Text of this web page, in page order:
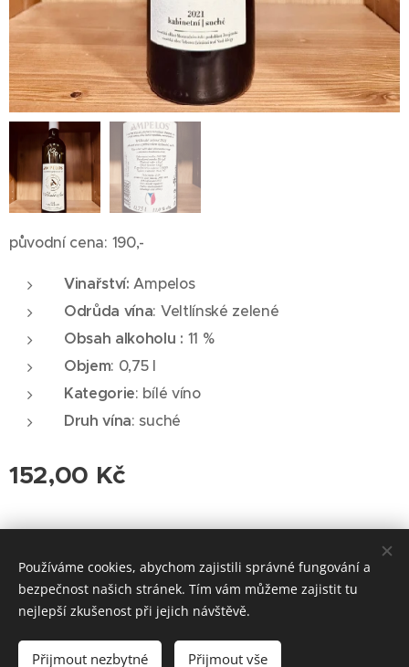
původní cena: 190,-
Vinařství:Ampelos
Odrůda vína: Veltlínské zelené
Obsah alkoholu : 11 %
Objem: 0,75 l
Kategorie: bílé víno
Druh vína: suché
152,00 Kč
Vyprodáno
© 2026 Roudnická vinotéka. Všechna práva vyhrazena.
Cookies
Používáme cookies, abychom zajistili správné fungování a
bezpečnost našich stránek. Tím vám můžeme zajistit tu
nejlepší zkušenost při jejich návštěvě.
Přijmout nezbytné Přijmout vše